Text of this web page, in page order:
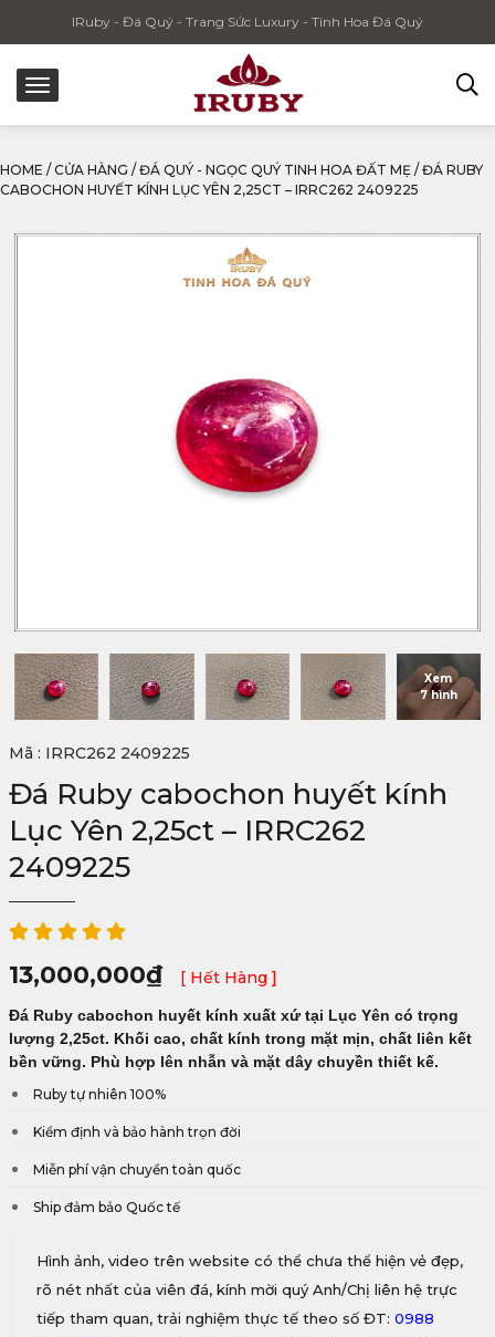
IRuby - Đá Quý - Trang Sức Luxury - Tinh Hoa Đá Quý
HOME / CỬA HÀNG / ĐÁ QUÝ - NGỌC QUÝ TINH HOA ĐẤT MẸ / ĐÁ RUBY
CABOCHON HUYẾT KÍNH LỤC YÊN 2,25CT – IRRC262 2409225
Xem
7 hình
Mã : IRRC262 2409225
Đá Ruby cabochon huyết kính
Lục Yên 2,25ct – IRRC262
2409225
13,000,000₫ [ Hết Hàng ]
Đá Ruby cabochon huyết kính xuất xứ tại Lục Yên có trọng
lượng 2,25ct. Khối cao, chất kính trong mặt mịn, chất liên kết
bền vững. Phù hợp lên nhẫn và mặt dây chuyền thiết kế.
Ruby tự nhiên 100%
Kiểm định và bảo hành trọn đời
Miễn phí vận chuyển toàn quốc
Ship đảm bảo Quốc tế
Hình ảnh, video trên website có thể chưa thể hiện vẻ đẹp,
rõ nét nhất của viên đá, kính mời quý Anh/Chị liên hệ trực
tiếp tham quan, trải nghiệm thực tế theo số ĐT: 0988